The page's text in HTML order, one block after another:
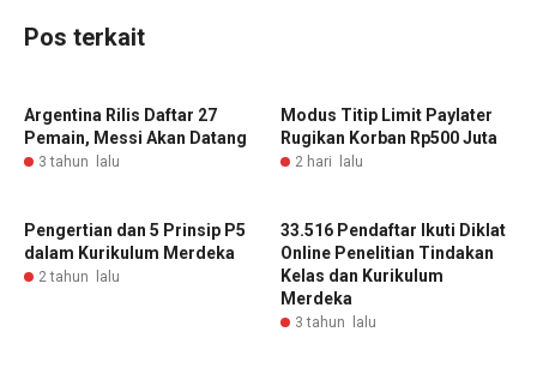
Pos terkait
Argentina Rilis Daftar 27
Pemain, Messi Akan Datang
3 tahun lalu
Modus Titip Limit Paylater
Rugikan Korban Rp500 Juta
2 hari lalu
Pengertian dan 5 Prinsip P5
dalam Kurikulum Merdeka
2 tahun lalu
33.516 Pendaftar Ikuti Diklat
Online Penelitian Tindakan
Kelas dan Kurikulum
Merdeka
3 tahun lalu